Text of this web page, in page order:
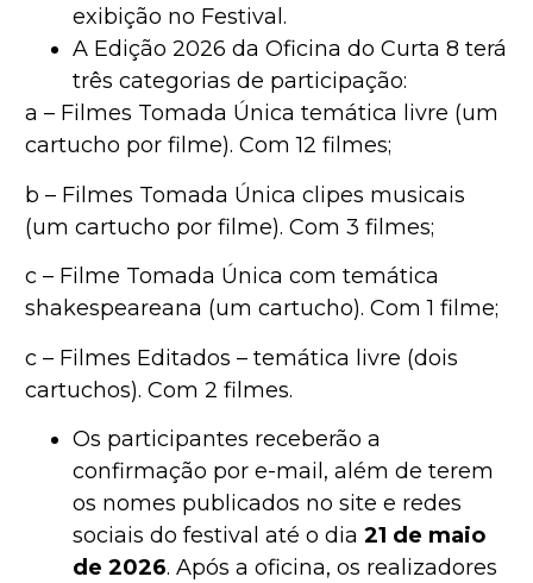
exibição no Festival.
A Edição 2026 da Oficina do Curta 8 terá
três categorias de participação:
a – Filmes Tomada Única temática livre (um
cartucho por filme). Com 12 filmes;
b – Filmes Tomada Única clipes musicais
(um cartucho por filme). Com 3 filmes;
c – Filme Tomada Única com temática
shakespeareana (um cartucho). Com 1 filme;
c – Filmes Editados – temática livre (dois
cartuchos). Com 2 filmes.
Os participantes receberão a
confirmação por e-mail, além de terem
os nomes publicados no site e redes
sociais do festival até o dia 21 de maio
de 2026. Após a oficina, os realizadores